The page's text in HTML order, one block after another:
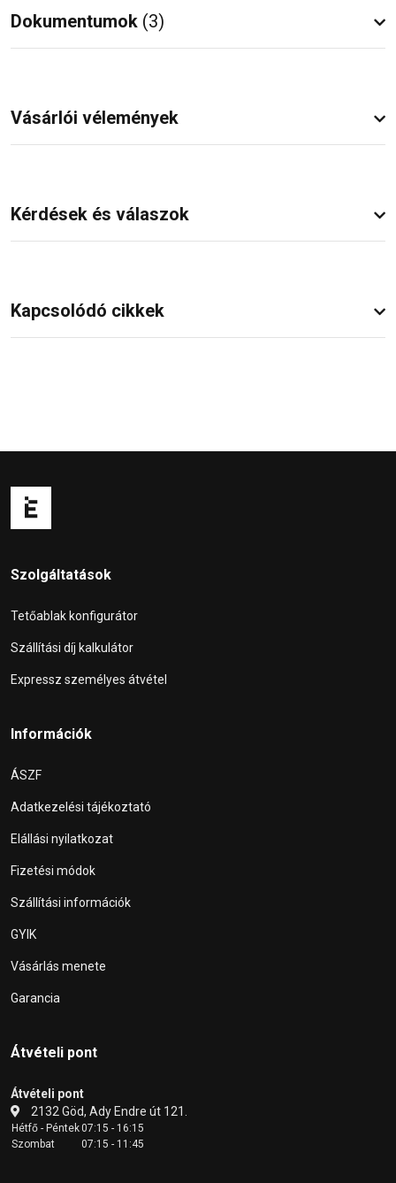
Dokumentumok (3)
Vásárlói vélemények
Kérdések és válaszok
Kapcsolódó cikkek
Szolgáltatások
Tetőablak konfigurátor
Szállítási díj kalkulátor
Expressz személyes átvétel
Információk
ÁSZF
Adatkezelési tájékoztató
Elállási nyilatkozat
Fizetési módok
Szállítási információk
GYIK
Vásárlás menete
Garancia
Átvételi pont
Átvételi pont
2132 Göd, Ady Endre út 121.
Hétfő - Péntek07:15 - 16:15
Szombat
07:15 - 11:45